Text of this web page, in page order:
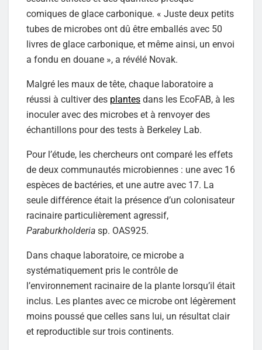
comiques de glace carbonique. « Juste deux petits
tubes de microbes ont dû être emballés avec 50
livres de glace carbonique, et même ainsi, un envoi
a fondu en douane », a révélé Novak.
Malgré les maux de tête, chaque laboratoire a
réussi à cultiver des plantes dans les EcoFAB, à les
inoculer avec des microbes et à renvoyer des
échantillons pour des tests à Berkeley Lab.
Pour l’étude, les chercheurs ont comparé les effets
de deux communautés microbiennes : une avec 16
espèces de bactéries, et une autre avec 17. La
seule différence était la présence d’un colonisateur
racinaire particulièrement agressif,
Paraburkholderia sp. OAS925.
Dans chaque laboratoire, ce microbe a
systématiquement pris le contrôle de
l’environnement racinaire de la plante lorsqu’il était
inclus. Les plantes avec ce microbe ont légèrement
moins poussé que celles sans lui, un résultat clair
et reproductible sur trois continents.